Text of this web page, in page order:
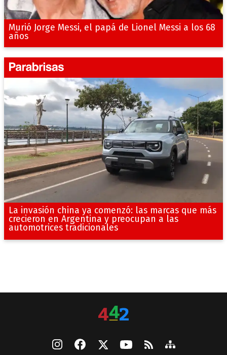
Murió Jorge Messi, el papá de Lionel Messi a los 68
años
La invasión china ya comenzó: las marcas que más
crecieron en Argentina y preocupan a las
automotrices tradicionales